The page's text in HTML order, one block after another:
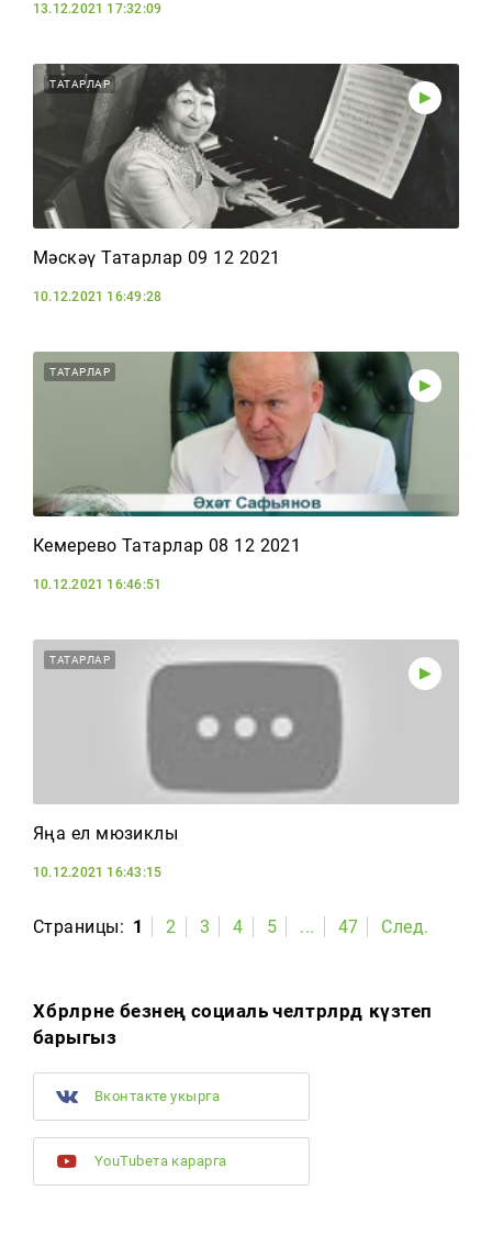
13.12.2021 17:32:09
ТАТАРЛАР
Мәскәү Татарлар 09 12 2021
10.12.2021 16:49:28
ТАТАРЛАР
Кемерево Татарлар 08 12 2021
10.12.2021 16:46:51
ТАТАРЛАР
Яңа ел мюзиклы
10.12.2021 16:43:15
Страницы: 1 2 3 4 5 ... 47 След.
Хәбәрләрне безнең социаль челтәрләрдә күзәтеп
барыгыз
Вконтакте укырга
YouTubeта карарга